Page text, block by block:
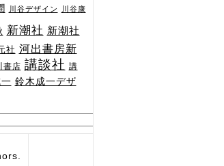
川谷デザイン 川谷康
新潮社 新潮社
社 河出書房新
書店 講談社 講
鈴木成一デザ